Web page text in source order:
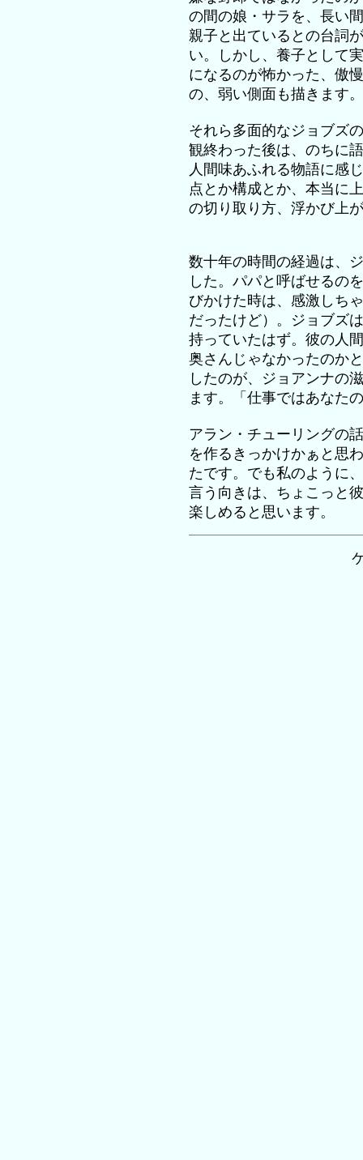
の間の娘・サラを、長い
親子と出ているとの台詞
い。しかし、養子として
になるのが怖かった、傲
の、弱い側面も描きます。
それら多面的なジョブズ
観終わった後は、のちに
人間味あふれる物語に感
点とか構成とか、本当に
の切り取り方、浮かび上
数十年の時間の経過は、
した。パパと呼ばせるの
びかけた時は、感激しち
だったけど）。ジョブズ
持っていたはず。彼の人
奥さんじゃなかったのか
したのが、ジョアンナの
ます。「仕事ではあなた
アラン・チューリングの
を作るきっかけかぁと思
たです。でも私のように
言う向きは、ちょこっと
楽しめると思います。